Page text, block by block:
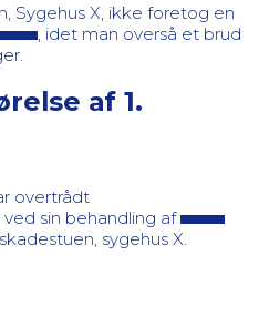
Sygehus X, ikke foretog en
, idet man overså et brud
af 1.
overtrådt
ved sin behandling af
sygehus X.